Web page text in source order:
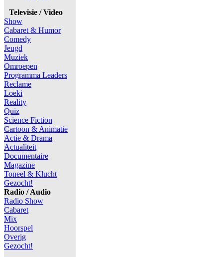
Televisie / Video
Show
Cabaret & Humor
Comedy
Jeugd
Muziek
Omroepen
Programma Leaders
Reclame
Loeki
Reality
Quiz
Science Fiction
Cartoon & Animatie
Actie & Drama
Actualiteit
Documentaire
Magazine
Toneel & Klucht
Gezocht!
Radio / Audio
Radio Show
Cabaret
Mix
Hoorspel
Overig
Gezocht!